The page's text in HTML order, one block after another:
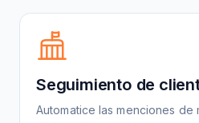
Seguimiento de
Automatice las menciones de